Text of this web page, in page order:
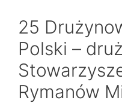
25
Polski –
Rymanów